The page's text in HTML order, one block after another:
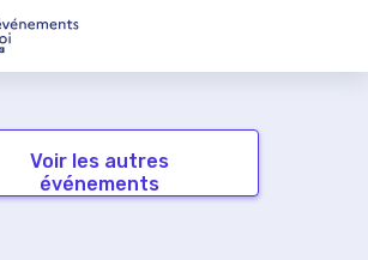
Voir les autres
événements